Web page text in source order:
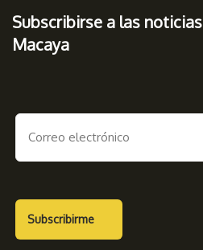
Subscribirse a las
Macaya